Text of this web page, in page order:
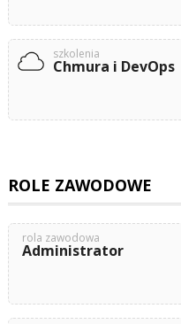
szkolenia
Chmura i DevOps
ROLE ZAWODOWE
rola zawodowa
Administrator